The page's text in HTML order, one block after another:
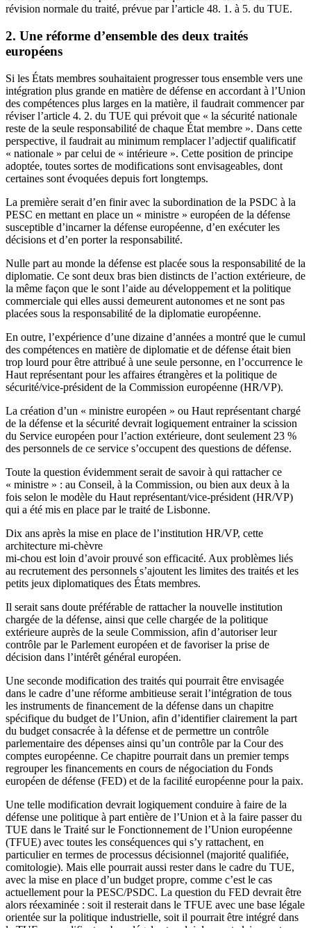
révision normale du traité, prévue par l’article 48. 1. à 5. du TUE.
2. Une réforme d’ensemble des deux traités
européens
Si les États membres souhaitaient progresser tous ensemble vers une
intégration plus grande en matière de défense en accordant à l’Union
des compétences plus larges en la matière, il faudrait commencer par
réviser l’article 4. 2. du TUE qui prévoit que « la sécurité nationale
reste de la seule responsabilité de chaque État membre ». Dans cette
perspective, il faudrait au minimum remplacer l’adjectif qualificatif
« nationale » par celui de « intérieure ». Cette position de principe
adoptée, toutes sortes de modifications sont envisageables, dont
certaines sont évoquées depuis fort longtemps.
La première serait d’en finir avec la subordination de la PSDC à la
PESC en mettant en place un « ministre » européen de la défense
susceptible d’incarner la défense européenne, d’en exécuter les
décisions et d’en porter la responsabilité.
Nulle part au monde la défense est placée sous la responsabilité de la
diplomatie. Ce sont deux bras bien distincts de l’action extérieure, de
la même façon que le sont l’aide au développement et la politique
commerciale qui elles aussi demeurent autonomes et ne sont pas
placées sous la responsabilité de la diplomatie européenne.
En outre, l’expérience d’une dizaine d’années a montré que le cumul
des compétences en matière de diplomatie et de défense était bien
trop lourd pour être attribué à une seule personne, en l’occurrence le
Haut représentant pour les affaires étrangères et la politique de
sécurité/vice-président de la Commission européenne (HR/VP).
La création d’un « ministre européen » ou Haut représentant chargé
de la défense et la sécurité devrait logiquement entrainer la scission
du Service européen pour l’action extérieure, dont seulement 23 %
des personnels de ce service s’occupent des questions de défense.
Toute la question évidemment serait de savoir à qui rattacher ce
« ministre » : au Conseil, à la Commission, ou bien aux deux à la
fois selon le modèle du Haut représentant/vice-président (HR/VP)
qui a été mis en place par le traité de Lisbonne.
Dix ans après la mise en place de l’institution HR/VP, cette
architecture mi-chèvre
mi-chou est loin d’avoir prouvé son efficacité. Aux problèmes liés
au recrutement des personnels s’ajoutent les limites des traités et les
petits jeux diplomatiques des États membres.
Il serait sans doute préférable de rattacher la nouvelle institution
chargée de la défense, ainsi que celle chargée de la politique
extérieure auprès de la seule Commission, afin d’autoriser leur
contrôle par le Parlement européen et de favoriser la prise de
décision dans l’intérêt général européen.
Une seconde modification des traités qui pourrait être envisagée
dans le cadre d’une réforme ambitieuse serait l’intégration de tous
les instruments de financement de la défense dans un chapitre
spécifique du budget de l’Union, afin d’identifier clairement la part
du budget consacrée à la défense et de permettre un contrôle
parlementaire des dépenses ainsi qu’un contrôle par la Cour des
comptes européenne. Ce chapitre pourrait dans un premier temps
regrouper les financements en cours de négociation du Fonds
européen de défense (FED) et de la facilité européenne pour la paix.
Une telle modification devrait logiquement conduire à faire de la
défense une politique à part entière de l’Union et à la faire passer du
TUE dans le Traité sur le Fonctionnement de l’Union européenne
(TFUE) avec toutes les conséquences qui s’y rattachent, en
particulier en termes de processus décisionnel (majorité qualifiée,
comitologie). Mais elle pourrait aussi rester dans le cadre du TUE,
avec la mise en place d’un budget propre, comme c’est le cas
actuellement pour la PESC/PSDC. La question du FED devrait être
alors réexaminée : soit il resterait dans le TFUE avec une base légale
orientée sur la politique industrielle, soit il pourrait être intégré dans